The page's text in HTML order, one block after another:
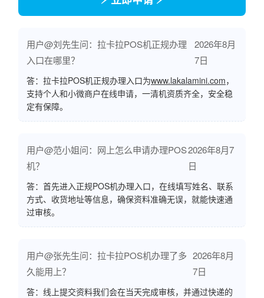
用户@刘先生问：拉卡拉POS机正规办理
入口在哪里？
2026年8月
7日
答：拉卡拉POS机正规办理入口为www.lakalamini.com，
支持个人和小微商户在线申请，一清机资质齐全，安全稳
定有保障。
用户@范小姐问：网上怎么申请办理POS
机？
2026年8月7
日
答：首先进入正规POS机办理入口，在线填写姓名、联系
方式、收货地址等信息，确保资料准确无误，就能快速通
过审核。
用户@张先生问：拉卡拉POS机办理了多
久能用上？
2026年8月
7日
答：线上提交资料我们会在当天完成审核，并通过快递的